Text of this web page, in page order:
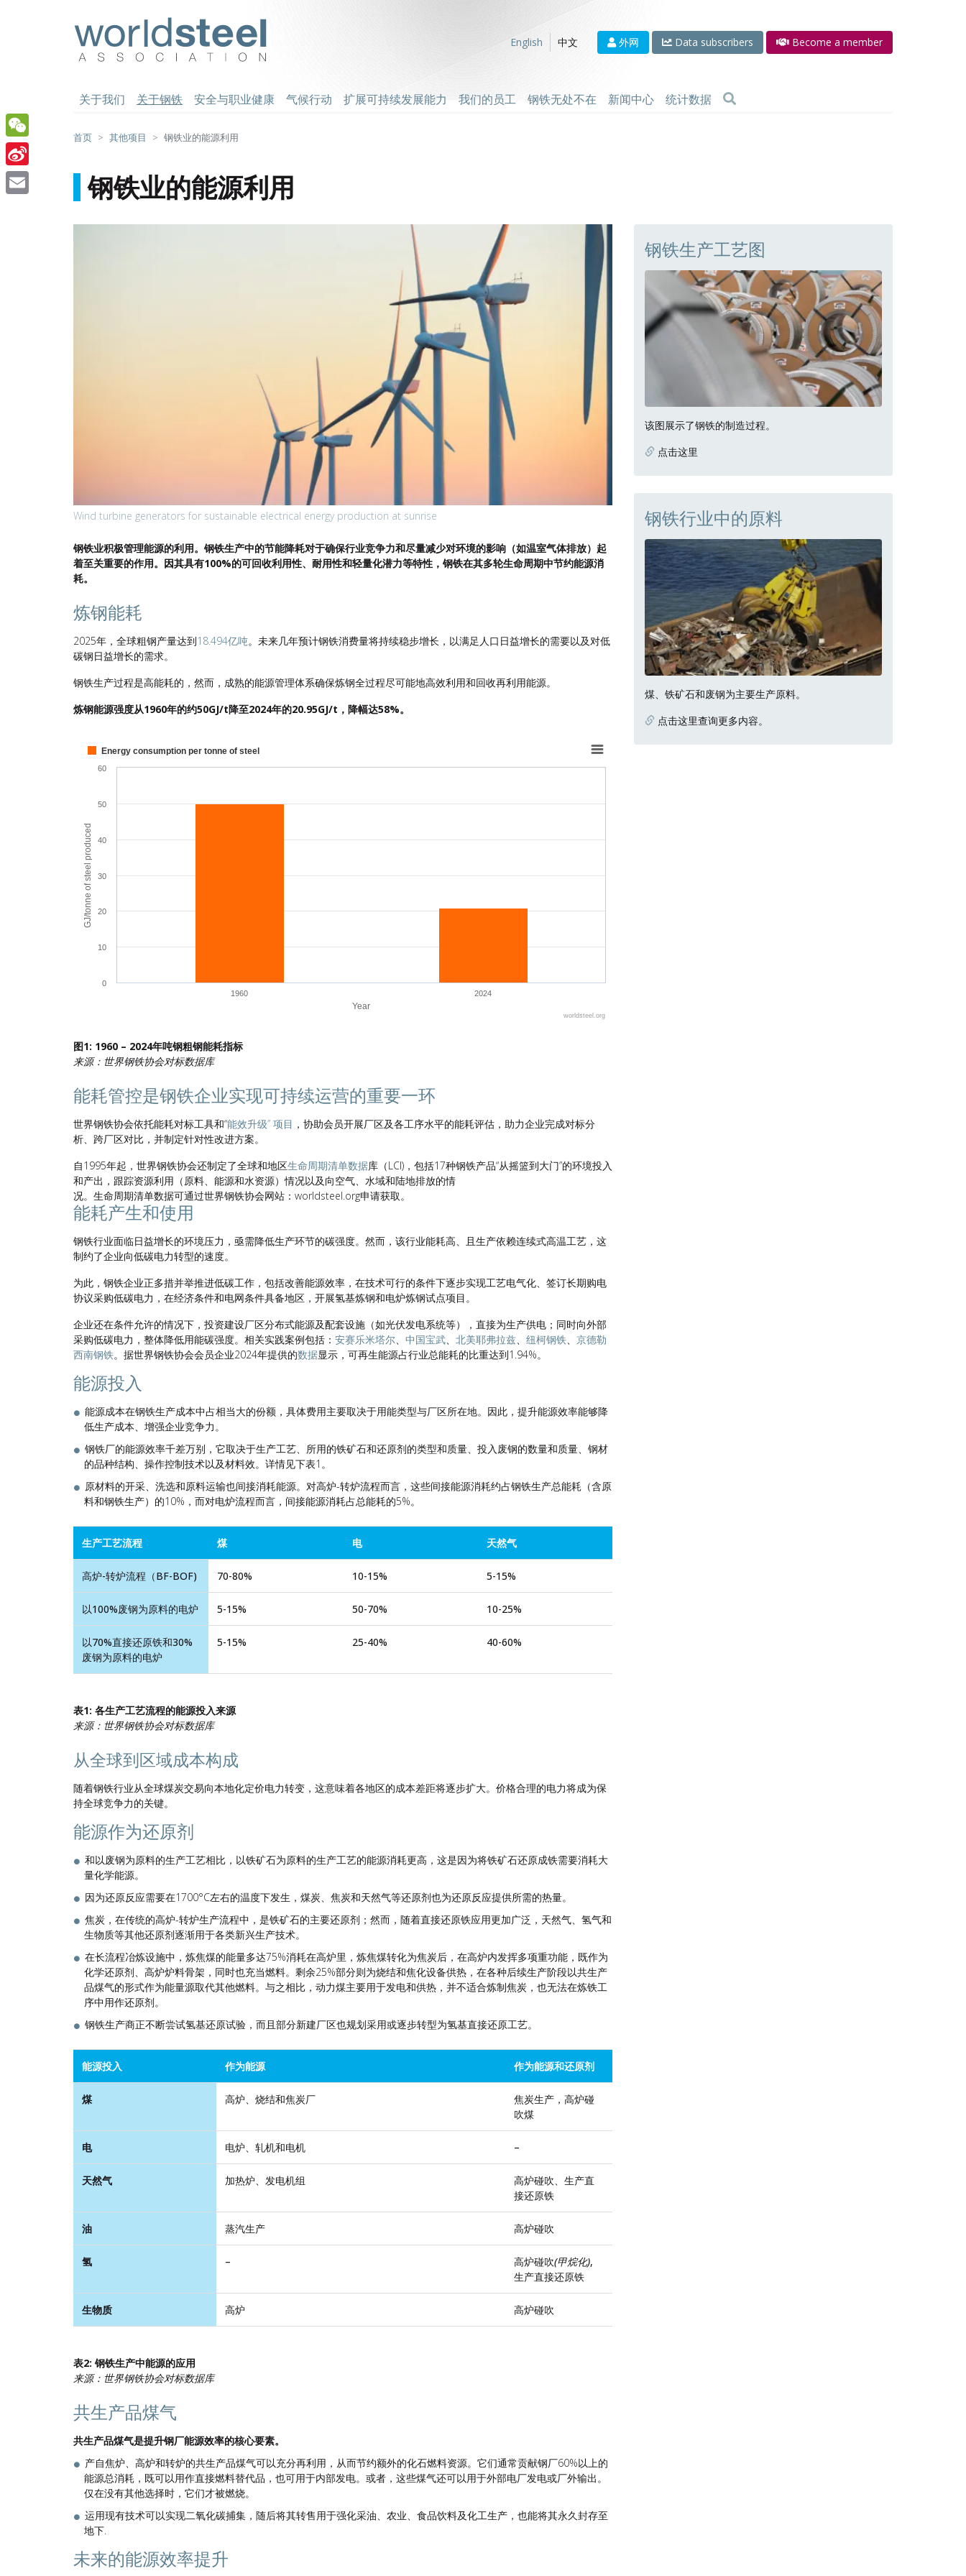
English
中文 外网 Data subscribers Become a member
关于我们 关于钢铁 安全与职业健康 气候行动 扩展可持续发展能力 我们的员工 钢铁无处不在 新闻中心 统计数据
首页 其他项目 钢铁业的能源利用
钢铁业的能源利用
Wind turbine generators for sustainable electrical energy production at sunrise
钢铁业积极管理能源的利用。钢铁生产中的节能降耗对于确保行业竞争力和尽量减少对环境的影响（如温室气体排放） 起
着至关重要的作用。因其具有100%的可回收利用性、耐用性和轻量化潜力等特性，钢铁在其多轮生命周期中节约能源消
耗。
炼钢能耗
2025年，全球粗钢产量达到18.494亿吨。未来几年预计钢铁消费量将持续稳步增长，以满足人口日益增长的需要以及对低
碳钢日益增长的需求。
钢铁生产过程是高能耗的，然而，成熟的能源管理体系确保炼钢全过程尽可能地高效利用和回收再利用能源。
炼钢能源强度从1960年的约50GJ/t降至2024年的20.95GJ/t，降幅达58%。
Bar chart with 2 bars.
The chart has 1 X axis displaying Year.
Year
GJ/tonne of steel produced
Energy consumption per tonne of steel
1960 2024
0
10
20
30
40
50
60
worldsteel.org
图1: 1960 – 2024年吨钢粗钢能耗指标
来源：世界钢铁协会对标数据库
能耗管控是钢铁企业实现可持续运营的重要一环
世界钢铁协会依托能耗对标工具和“能效升级” 项目 ，协助会员开展厂区及各工序水平的能耗评估，助力企业完成对标分
析、跨厂区对比，并制定针对性改进方案。
自1995年起，世界钢铁协会还制定了全球和地区生命周期清单数据库（LCI)，包括17种钢铁产品“从摇篮到大门”的环境投入
和产出，跟踪资源利用（原料、能源和水资源）情况以及向空气、水域和陆地排放的情
况。生命周期清单数据可通过世界钢铁协会网站：worldsteel.org申请获取。
能耗产生和使用
钢铁行业面临日益增长的环境压力，亟需降低生产环节的碳强度。然而，该行业能耗高、且生产依赖连续式高温工艺，这
制约了企业向低碳电力转型的速度。
为此，钢铁企业正多措并举推进低碳工作，包括改善能源效率，在技术可行的条件下逐步实现工艺电气化、签订长期购电
协议采购低碳电力，在经济条件和电网条件具备地区，开展氢基炼钢和电炉炼钢试点项目。
企业还在条件允许的情况下，投资建设厂区分布式能源及配套设施（如光伏发电系统等），直接为生产供电；同时向外部
采购低碳电力，整体降低用能碳强度。相关实践案例包括： 安赛乐米塔尔、 中国宝武、 北美耶弗拉兹、 纽柯钢铁、 京德勒
西南钢铁。据世界钢铁协会会员企业2024年提供的数据显示，可再生能源占行业总能耗的比重达到1.94%。
能源投入
能源成本在钢铁生产成本中占相当大的份额，具体费用主要取决于用能类型与厂区所在地。因此，提升能源效率能够降
低生产成本、增强企业竞争力。
钢铁厂的能源效率千差万别，它取决于生产工艺、所用的铁矿石和还原剂的类型和质量、投入废钢的数量和质量、钢材
的品种结构、操作控制技术以及材料效。详情见下表1。
原材料的开采、洗选和原料运输也间接消耗能源。对高炉-转炉流程而言，这些间接能源消耗约占钢铁生产总能耗（含原
料和钢铁生产）的10%，而对电炉流程而言，间接能源消耗占总能耗的5%。
生产工艺流程 煤 电 天然气
高炉-转炉流程（BF-BOF) 70-80% 10-15% 5-15%
以100%废钢为原料的电炉 5-15% 50-70% 10-25%
以70%直接还原铁和30%
废钢为原料的电炉
5-15% 25-40% 40-60%
表1: 各生产工艺流程的能源投入来源
来源：世界钢铁协会对标数据库
从全球到区域成本构成
随着钢铁行业从全球煤炭交易向本地化定价电力转变，这意味着各地区的成本差距将逐步扩大。价格合理的电力将成为保
持全球竞争力的关键。
能源作为还原剂
和以废钢为原料的生产工艺相比，以铁矿石为原料的生产工艺的能源消耗更高，这是因为将铁矿石还原成铁需要消耗大
量化学能源。
因为还原反应需要在1700°C左右的温度下发生，煤炭、焦炭和天然气等还原剂也为还原反应提供所需的热量。
焦炭，在传统的高炉-转炉生产流程中，是铁矿石的主要还原剂；然而，随着直接还原铁应用更加广泛，天然气、氢气和
生物质等其他还原剂逐渐用于各类新兴生产技术。
在长流程冶炼设施中，炼焦煤的能量多达75%消耗在高炉里，炼焦煤转化为焦炭后，在高炉内发挥多项重功能，既作为
化学还原剂、高炉炉料骨架，同时也充当燃料。剩余25%部分则为烧结和焦化设备供热，在各种后续生产阶段以共生产
品煤气的形式作为能量源取代其他燃料。与之相比，动力煤主要用于发电和供热，并不适合炼制焦炭，也无法在炼铁工
序中用作还原剂。
钢铁生产商正不断尝试氢基还原试验，而且部分新建厂区也规划采用或逐步转型为氢基直接还原工艺。
能源投入 作为能源 作为能源和还原剂
煤 高炉、烧结和焦炭厂
焦炭生产，高炉碰
吹煤
电 电炉、轧机和电机 –
天然气 加热炉、发电机组
高炉碰吹、生产直
接还原铁
油 蒸汽生产 高炉碰吹
氢 – 高炉碰吹(甲烷化),
生产直接还原铁
生物质 高炉 高炉碰吹
表2: 钢铁生产中能源的应用
来源：世界钢铁协会对标数据库
共生产品煤气
共生产品煤气是提升钢厂能源效率的核心要素。
产自焦炉、高炉和转炉的共生产品煤气可以充分再利用，从而节约额外的化石燃料资源。它们通常贡献钢厂60%以上的
能源总消耗，既可以用作直接燃料替代品，也可用于内部发电。或者，这些煤气还可以用于外部电厂发电或厂外输出。
仅在没有其他选择时，它们才被燃烧。
运用现有技术可以实现二氧化碳捕集，随后将其转售用于强化采油、农业、食品饮料及化工生产，也能将其永久封存至
地下.
未来的能源效率提升
钢铁生产工艺图
该图展示了钢铁的制造过程。
点击这里
钢铁行业中的原料
煤、铁矿石和废钢为主要生产原料。
点击这里查询更多内容。
WeChat
Sina